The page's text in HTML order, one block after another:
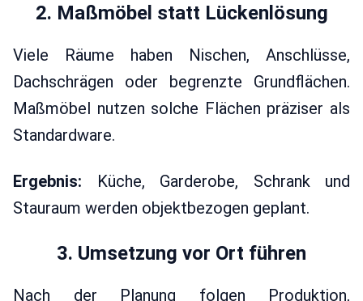
2. Maßmöbel statt Lückenlösung
Viele Räume haben Nischen, Anschlüsse,
Dachschrägen oder begrenzte Grundflächen.
Maßmöbel nutzen solche Flächen präziser als
Standardware.
Ergebnis: Küche, Garderobe, Schrank und
Stauraum werden objektbezogen geplant.
3. Umsetzung vor Ort führen
Nach der Planung folgen Produktion,